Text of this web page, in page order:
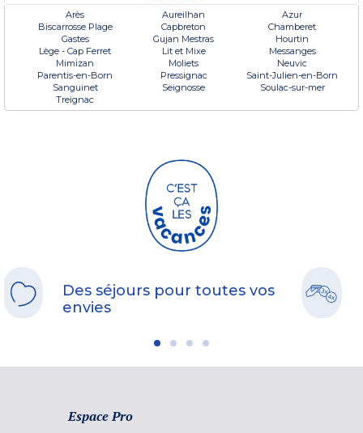
Arès Aureilhan
Azur
Biscarrosse Plage
Capbreton
Chamberet
Gastes
Gujan Mestras
Hourtin
Lège - Cap Ferret
Lit et Mixe
Messanges
Mimizan
Moliets
Neuvic
Parentis-en-Born
Pressignac
Saint-Julien-en-Born
Sanguinet
Seignosse
Soulac-sur-mer
Treignac
Des séjours pour toutes vos
envies
Espace Pro